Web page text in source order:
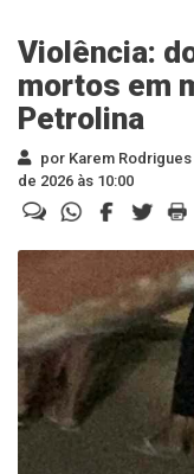
Violência:
mortos em
Petrolina
por Karem
de 2026 às 10:00